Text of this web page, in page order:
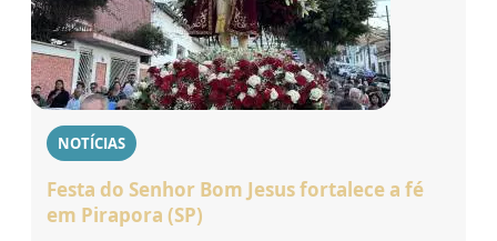
NOTÍCIAS
Festa do Senhor Bom Jesus fortalece a fé
em Pirapora (SP)